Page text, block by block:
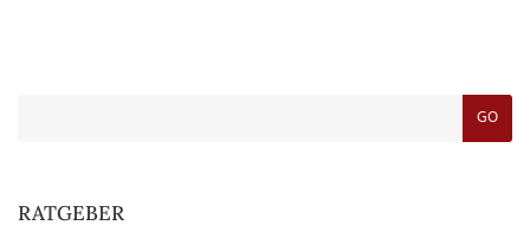
GO
RATGEBER